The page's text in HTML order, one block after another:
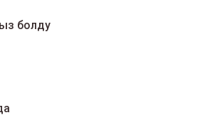
болду